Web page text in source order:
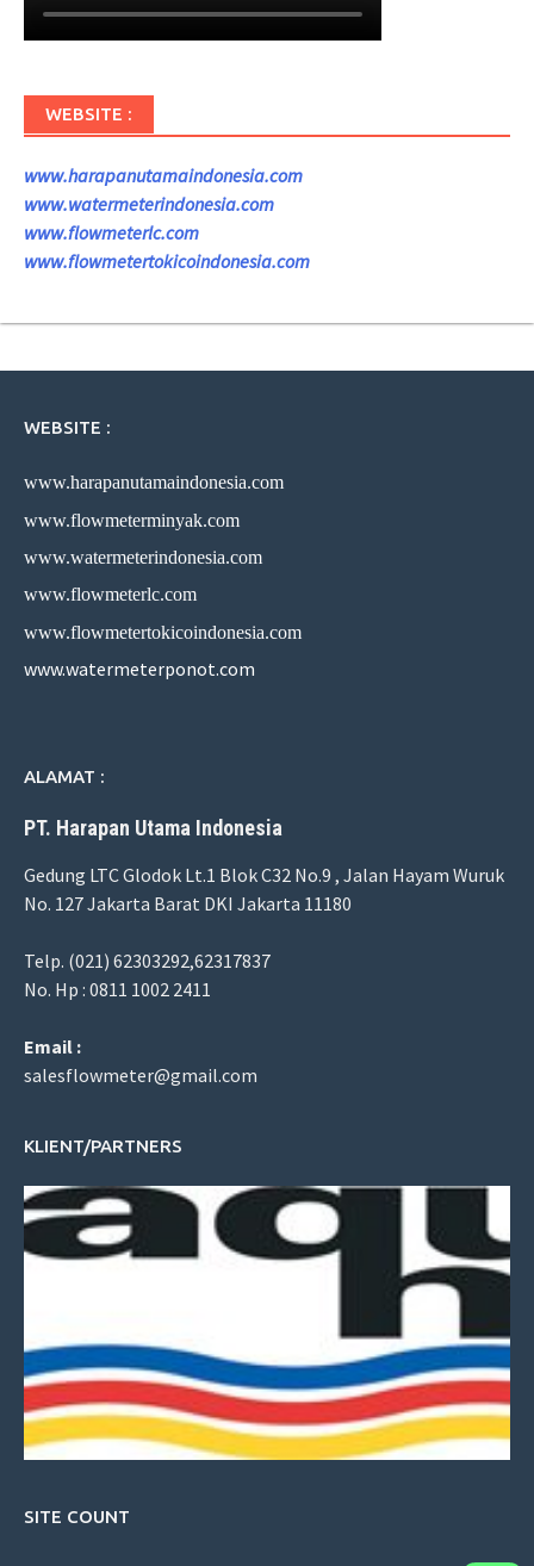
WEBSITE :
www.harapanutamaindonesia.com
www.watermeterindonesia.com
www.flowmeterlc.com
www.flowmetertokicoindonesia.com
WEBSITE :
www.harapanutamaindonesia.com
www.flowmeterminyak.com
www.watermeterindonesia.com
www.flowmeterlc.com
www.flowmetertokicoindonesia.com
www.watermeterponot.com
ALAMAT :
PT. Harapan Utama Indonesia
Gedung LTC Glodok Lt.1 Blok C32 No.9 , Jalan Hayam Wuruk
No. 127 Jakarta Barat DKI Jakarta 11180
Telp. (021) 62303292,62317837
No. Hp : 0811 1002 2411
Email :
salesflowmeter@gmail.com
KLIENT/PARTNERS
SITE COUNT